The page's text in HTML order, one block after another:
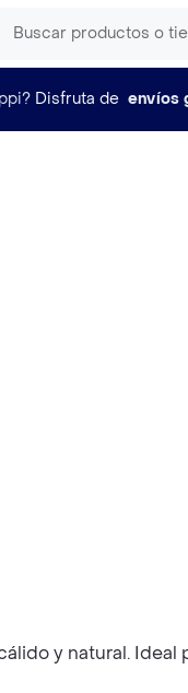
Disfruta de envíos
y natural.